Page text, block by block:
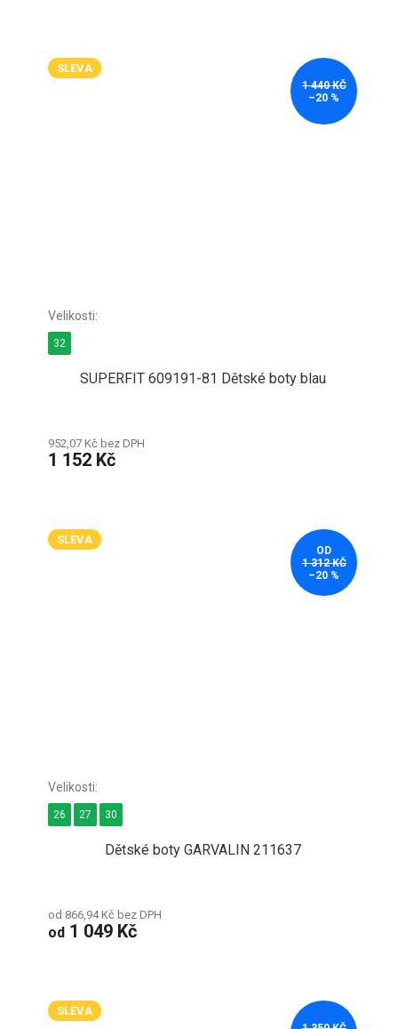
SLEVA
1 440 KČ
–20 %
SUPERFIT 609191-81 Dětské boty blau
952,07 Kč bez DPH
1 152 Kč
32
SLEVA
OD
1 312 KČ
–20 %
Dětské boty GARVALIN 211637
od 866,94 Kč bez DPH
od 1 049 Kč
26 27 30
SLEVA